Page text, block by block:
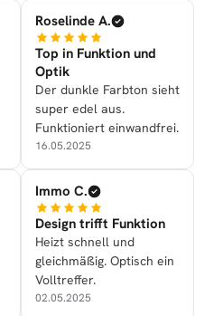
Roselinde A.
Top in Funktion und
Optik
Der dunkle Farbton sieht
super edel aus.
Funktioniert einwandfrei.
16.05.2025
Immo C.
Design trifft Funktion
Heizt schnell und
gleichmäßig. Optisch ein
Volltreffer.
02.05.2025